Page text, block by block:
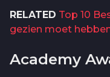
RELATED Top 10
gezien moet
Academy